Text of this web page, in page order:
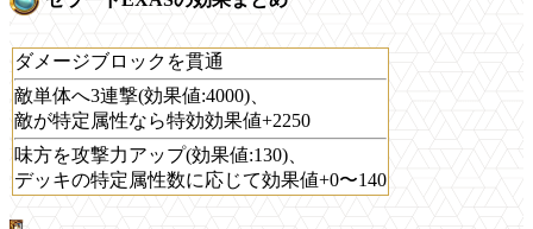
ダメージブロックを貫通
敵単体へ3連撃(効果値:4000)、
敵が特定属性なら特効効果値+2250
味方を攻撃力アップ(効果値:130)、
デッキの特定属性数に応じて効果値+0〜140